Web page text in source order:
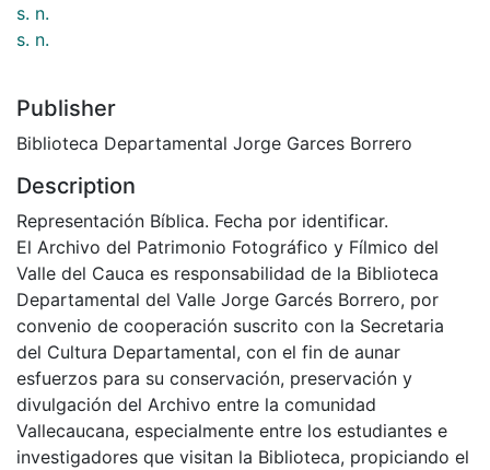
s. n.
s. n.
Publisher
Biblioteca Departamental Jorge Garces Borrero
Description
Representación Bíblica. Fecha por identificar.
El Archivo del Patrimonio Fotográfico y Fílmico del
Valle del Cauca es responsabilidad de la Biblioteca
Departamental del Valle Jorge Garcés Borrero, por
convenio de cooperación suscrito con la Secretaria
del Cultura Departamental, con el fin de aunar
esfuerzos para su conservación, preservación y
divulgación del Archivo entre la comunidad
Vallecaucana, especialmente entre los estudiantes e
investigadores que visitan la Biblioteca, propiciando el